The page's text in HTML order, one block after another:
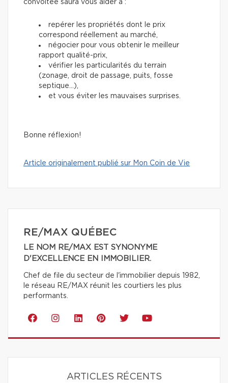
convoitée saura vous aider à :
repérer les propriétés dont le prix
correspond réellement au marché,
négocier pour vous obtenir le meilleur
rapport qualité-prix,
vérifier les particularités du terrain
(zonage, droit de passage, puits, fosse
septique…),
et vous éviter les mauvaises surprises.
Bonne réflexion!
Article originalement publié sur Mon Coin de Vie
RE/MAX QUÉBEC
LE NOM RE/MAX EST SYNONYME
D'EXCELLENCE EN IMMOBILIER.
Chef de file du secteur de l'immobilier depuis 1982,
le réseau RE/MAX réunit les courtiers les plus
performants.
ARTICLES RÉCENTS